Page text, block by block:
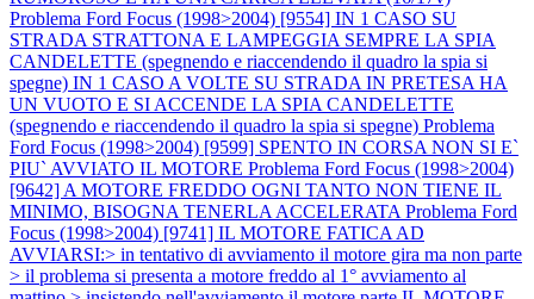
Problema Ford Focus (1998>2004) [9554] IN 1 CASO SU
STRADA STRATTONA E LAMPEGGIA SEMPRE LA SPIA
CANDELETTE (spegnendo e riaccendendo il quadro la spia si
spegne) IN 1 CASO A VOLTE SU STRADA IN PRETESA HA
UN VUOTO E SI ACCENDE LA SPIA CANDELETTE
(spegnendo e riaccendendo il quadro la spia si spegne) Problema
Ford Focus (1998>2004) [9599] SPENTO IN CORSA NON SI E`
PIU` AVVIATO IL MOTORE Problema Ford Focus (1998>2004)
[9642] A MOTORE FREDDO OGNI TANTO NON TIENE IL
MINIMO, BISOGNA TENERLA ACCELERATA Problema Ford
Focus (1998>2004) [9741] IL MOTORE FATICA AD
AVVIARSI:> in tentativo di avviamento il motore gira ma non parte
> il problema si presenta a motore freddo al 1° avviamento al